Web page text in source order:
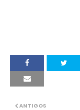
ANTIGOS